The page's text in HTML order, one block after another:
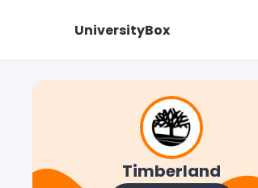
UniversityBox
Timberland